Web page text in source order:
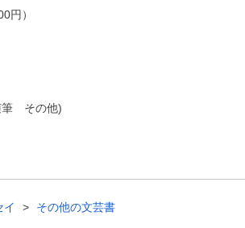
円）
筆 その他)
イ その他の文芸書